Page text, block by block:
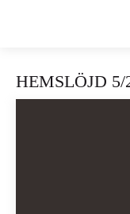
HEMSLÖJD 5/